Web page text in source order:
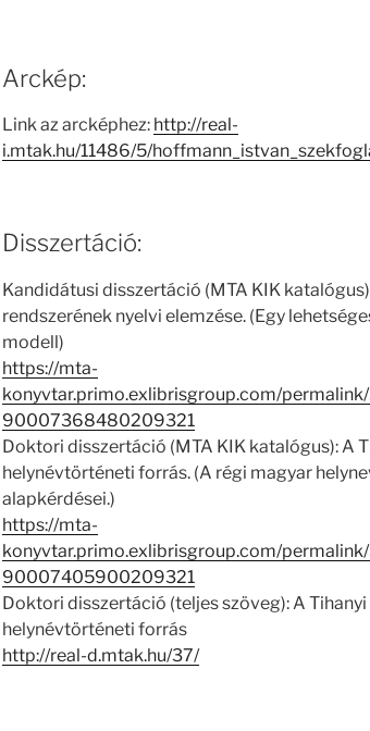
Arckép:
Link az arcképhez: http://real-
i.mtak.hu/11486/5/
Disszertáció:
Kandidátusi disszertáció (MTA KIK
rendszerének nyelvi elemzése. (Egy
modell)
https://mta-
konyvtar.primo.exlibrisgroup.com/
90007368480209321
Doktori disszertáció (MTA KIK katalógus): A
helynévtörténeti forrás. (A régi magyar
alapkérdései.)
https://mta-
konyvtar.primo.exlibrisgroup.com/
90007405900209321
Doktori disszertáció (teljes szöveg): A
helynévtörténeti forrás
http://real-d.mtak.hu/37/